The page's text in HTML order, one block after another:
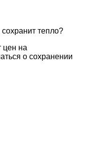
тепло?
цен на
о сохранении